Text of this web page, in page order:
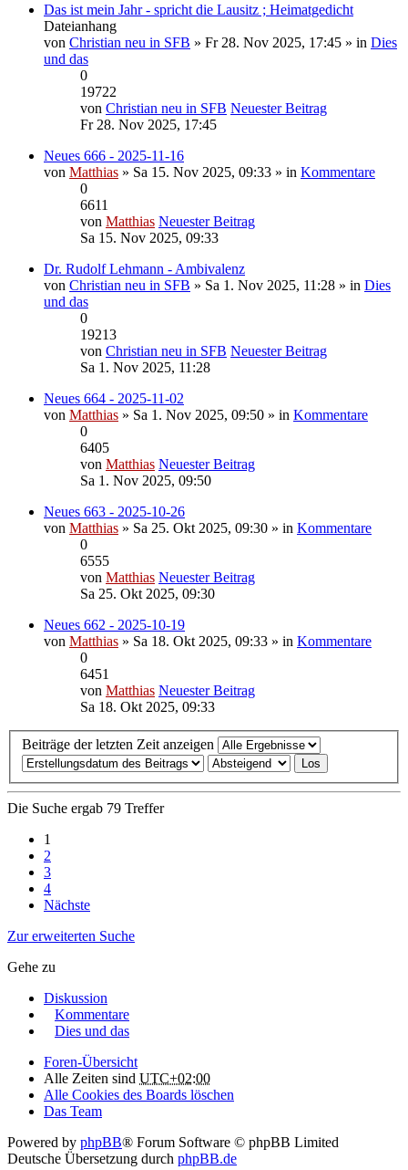
Das ist mein Jahr - spricht die Lausitz ; Heimatgedicht
Dateianhang
von Christian neu in SFB » Fr 28. Nov 2025, 17:45 » in Dies
und das
0
19722
von Christian neu in SFB Neuester Beitrag
Fr 28. Nov 2025, 17:45
Neues 666 - 2025-11-16
von Matthias » Sa 15. Nov 2025, 09:33 » in Kommentare
0
6611
von Matthias Neuester Beitrag
Sa 15. Nov 2025, 09:33
Dr. Rudolf Lehmann - Ambivalenz
von Christian neu in SFB » Sa 1. Nov 2025, 11:28 » in Dies
und das
0
19213
von Christian neu in SFB Neuester Beitrag
Sa 1. Nov 2025, 11:28
Neues 664 - 2025-11-02
von Matthias » Sa 1. Nov 2025, 09:50 » in Kommentare
0
6405
von Matthias Neuester Beitrag
Sa 1. Nov 2025, 09:50
Neues 663 - 2025-10-26
von Matthias » Sa 25. Okt 2025, 09:30 » in Kommentare
0
6555
von Matthias Neuester Beitrag
Sa 25. Okt 2025, 09:30
Neues 662 - 2025-10-19
von Matthias » Sa 18. Okt 2025, 09:33 » in Kommentare
0
6451
von Matthias Neuester Beitrag
Sa 18. Okt 2025, 09:33
Beiträge der letzten Zeit anzeigen
Die Suche ergab 79 Treffer
1
2
3
4
Nächste
Zur erweiterten Suche
Gehe zu
Diskussion
Kommentare
Dies und das
Foren-Übersicht
Alle Zeiten sind UTC+02:00
Alle Cookies des Boards löschen
Das Team
Powered by phpBB® Forum Software © phpBB Limited
Deutsche Übersetzung durch phpBB.de